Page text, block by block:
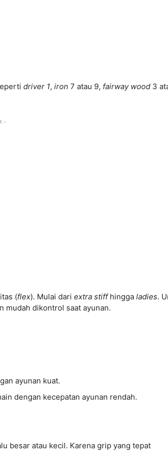
driver 1, iron 7 atau 9, fairway wood 3
-
(flex). Mulai dari extra stiffhingga ladies.
mudah dikontrol saat ayunan.
ayunan kuat.
dengan kecepatan ayunan rendah.
besar atau kecil. Karena grip yang tepat